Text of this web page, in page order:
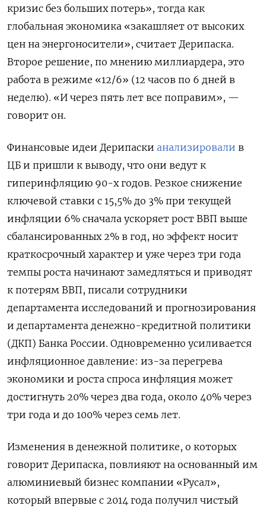
кризис без больших потерь», тогда как
глобальная экономика «закашляет от высоких
цен на энергоносители», считает Дерипаска.
Второе решение, по мнению миллиардера, это
работа в режиме «12/6» (12 часов по 6 дней в
неделю). «И через пять лет все поправим», —
говорит он.
Финансовые идеи Дерипаски анализировали в
ЦБ и пришли к выводу, что они ведут к
гиперинфляцию 90-х годов. Резкое снижение
ключевой ставки с 15,5% до 3% при текущей
инфляции 6% сначала ускоряет рост ВВП выше
сбалансированных 2% в год, но эффект носит
краткосрочный характер и уже через три года
темпы роста начинают замедляться и приводят
к потерям ВВП, писали сотрудники
департамента исследований и прогнозирования
и департамента денежно-кредитной политики
(ДКП) Банка России. Одновременно усиливается
инфляционное давление: из-за перегрева
экономики и роста спроса инфляция может
достигнуть 20% через два года, около 40% через
три года и до 100% через семь лет.
Изменения в денежной политике, о которых
говорит Дерипаска, повлияют на основанный им
алюминиевый бизнес компании «Русал»,
который впервые с 2014 года получил чистый